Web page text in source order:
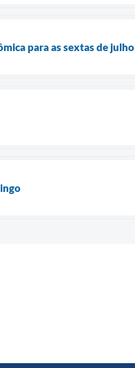
para as sextas de julho